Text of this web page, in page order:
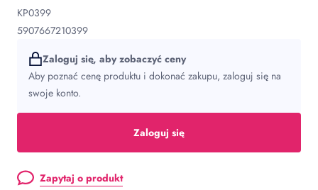
KP0399
5907667210399
Zaloguj się, aby zobaczyć ceny
Aby poznać cenę produktu i dokonać zakupu, zaloguj się na
swoje konto.
Zaloguj się
Zapytaj o produkt